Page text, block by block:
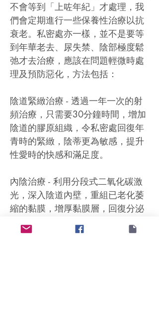
不會等到「上咗年紀」才處理，我
們會定期進行一些保養性治療以抗
衰老。私密處亦一樣，並不是要等
到年華老去、尿失禁、陰部極度鬆
弛才去治療，應該在問題輕微時處
理及預防惡化，方法包括：
陰道緊緻治療 - 透過一年一次的射
頻治療，只需要30分鐘時間，增加
陰道的膠原組織，令私密處回復年
青時的緊緻，陰蒂更為敏感，提升
性愛時的快感和滿足度。
內陰治療 - 利用分段式二氧化碳激
光，深入陰道內壁，重組已老化萎
縮的黏膜，增厚黏膜層，回復分泌
正常的健康狀態；